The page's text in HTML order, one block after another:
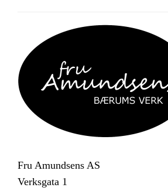
Fru Amundsens AS
Verksgata 1